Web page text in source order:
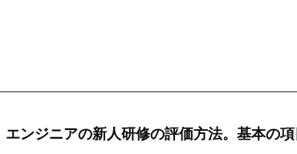
エンジニアの新人研修の評価方法。基本の